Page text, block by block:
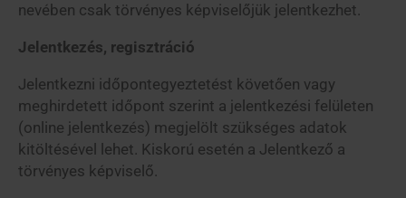
nevében csak törvényes képviselőjük jelentkezhet.
Jelentkezés, regisztráció
Jelentkezni időpontegyeztetést követően vagy
meghirdetett időpont szerint a jelentkezési felületen
(online jelentkezés) megjelölt szükséges adatok
kitöltésével lehet. Kiskorú esetén a Jelentkező a
törvényes képviselő.